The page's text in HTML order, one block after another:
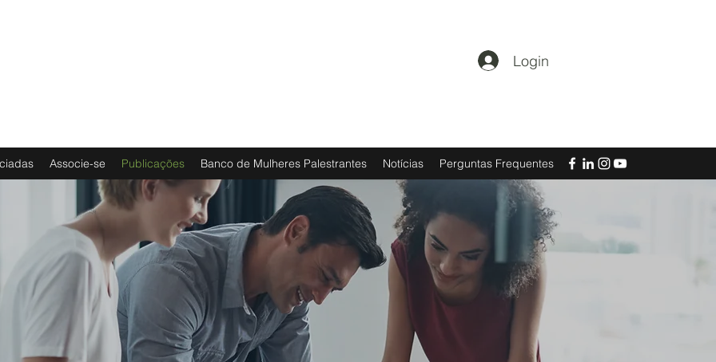
Login
Associe-se Publicações Banco de Mulheres Palestrantes Notícias Perguntas Frequentes